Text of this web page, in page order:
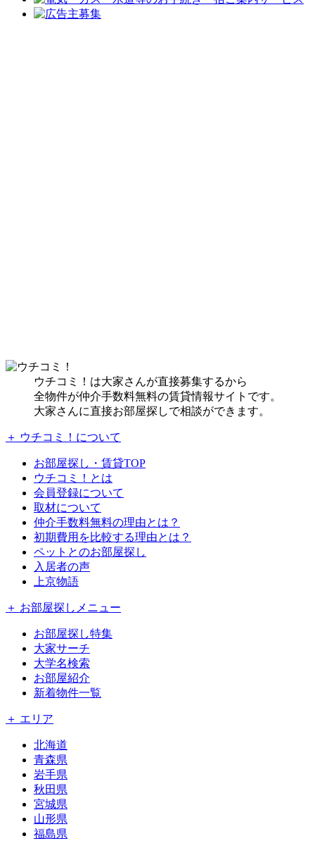
ウチコミ！は大家さんが直接募集するから
全物件が仲介手数料無料の賃貸情報サイトです。
大家さんに直接お部屋探しで相談ができます。
＋ ウチコミ！について
お部屋探し・賃貸TOP
ウチコミ！とは
会員登録について
取材について
仲介手数料無料の理由とは？
初期費用を比較する理由とは？
ペットとのお部屋探し
入居者の声
上京物語
＋ お部屋探しメニュー
お部屋探し特集
大家サーチ
大学名検索
お部屋紹介
新着物件一覧
＋ エリア
北海道
青森県
岩手県
秋田県
宮城県
山形県
福島県